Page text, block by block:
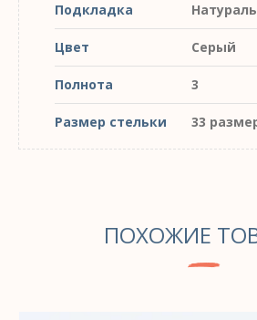
Подкладка
Цвет Серый
Полнота 3
Размер стельки 33
ПОХОЖИЕ